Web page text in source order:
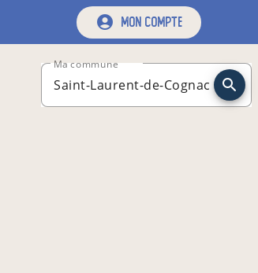
mon compte
Ma commune